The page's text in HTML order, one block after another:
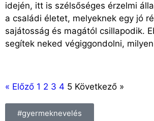
idején, itt is szélsőséges érzelmi
a családi életet, melyeknek egy jó
sajátosság és magától csillapodik.
segítek neked végiggondolni, milyen
« Előző 1 2 3 4 5 Következő »
#gyermeknevelés